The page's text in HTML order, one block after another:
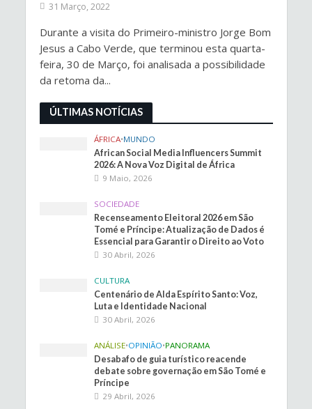
31 Março, 2022
Durante a visita do Primeiro-ministro Jorge Bom
Jesus a Cabo Verde, que terminou esta quarta-
feira, 30 de Março, foi analisada a possibilidade
da retoma da...
ÚLTIMAS NOTÍCIAS
ÁFRICA•MUNDO
African Social Media Influencers Summit
2026: A Nova Voz Digital de África
9 Maio, 2026
SOCIEDADE
Recenseamento Eleitoral 2026 em São
Tomé e Príncipe: Atualização de Dados é
Essencial para Garantir o Direito ao Voto
30 Abril, 2026
CULTURA
Centenário de Alda Espírito Santo: Voz,
Luta e Identidade Nacional
30 Abril, 2026
ANÁLISE•OPINIÃO•PANORAMA
Desabafo de guia turístico reacende
debate sobre governação em São Tomé e
Príncipe
29 Abril, 2026